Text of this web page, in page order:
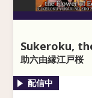
Sukeroku,
Flower of Edo
助六由縁江戸桜